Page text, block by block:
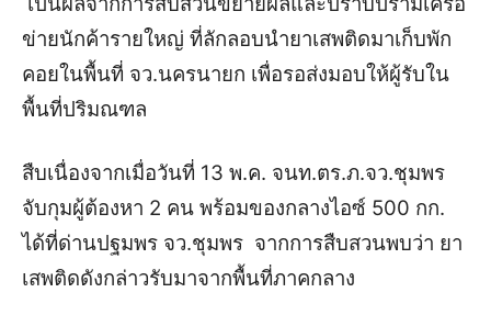
ข่ายนักค้ารายใหญ่ ที่ลักลอบนำยาเสพติดมาเก็บพัก
คอยในพื้นที่ จว.นครนายก เพื่อรอส่งมอบให้ผู้รับใน
พื้นที่ปริมณฑล
สืบเนื่องจากเมื่อวันที่ 13 พ.ค. จนท.ตร.ภ.จว.ชุมพร
จับกุมผู้ต้องหา 2 คน พร้อมของกลางไอซ์ 500 กก.
ได้ที่ด่านปฐมพร จว.ชุมพร จากการสืบสวนพบว่า ยา
เสพติดดังกล่าวรับมาจากพื้นที่ภาคกลาง